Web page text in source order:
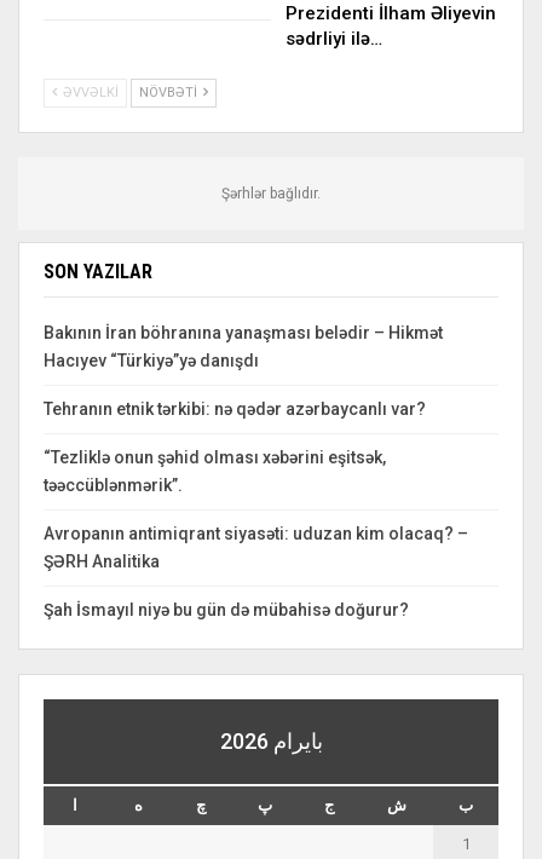
Prezidenti İlham Əliyevin
sədrliyi ilə…
ƏVVƏLKI NÖVBƏTI
Şərhlər bağlıdır.
SON YAZILAR
Bakının İran böhranına yanaşması belədir – Hikmət
Hacıyev “Türkiyə”yə danışdı
Tehranın etnik tərkibi: nə qədər azərbaycanlı var?
“Tezliklə onun şəhid olması xəbərini eşitsək,
təəccüblənmərik”.
Avropanın antimiqrant siyasəti: uduzan kim olacaq? –
ŞƏRH Analitika
Şah İsmayıl niyə bu gün də mübahisə doğurur?
بايرام 2026
ه چ پ ج ش ب
1